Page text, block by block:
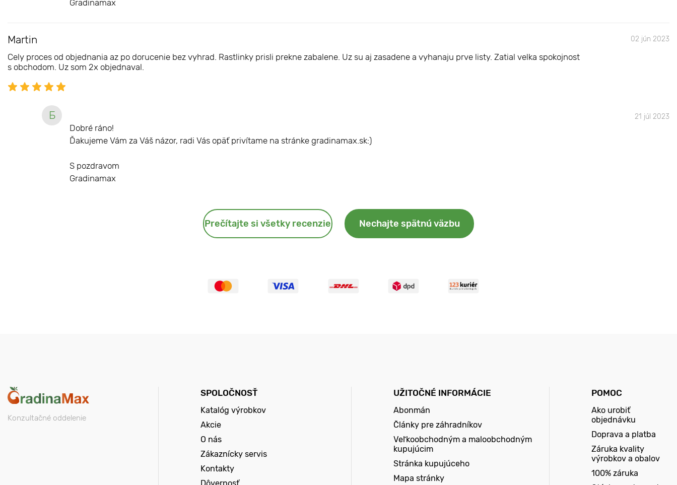
Gradinamax
Martin 02 jún 2023
Cely proces od objednania az po dorucenie bez vyhrad. Rastlinky prisli prekne zabalene. Uz su aj zasadene a vyhanaju prve listy. Zatial velka spokojnost
s obchodom. Uz som 2x objednaval.
Б 21 júl 2023
Dobré ráno!
Ďakujeme Vám za Váš názor, radi Vás opäť privítame na stránke gradinamax.sk:)
S pozdravom
Gradinamax
Prečítajte si všetky recenzie Nechajte spätnú väzbu
Konzultačné oddelenie
SPOLOČNOSŤ
Katalóg výrobkov
Akcie
O nás
Zákaznícky servis
Kontakty
UŽITOČNÉ INFORMÁCIE
Abonmán
Články pre záhradníkov
Veľkoobchodným a maloobchodným
kupujúcim
Stránka kupujúceho
Mapa stránky
POMOC
Ako urobiť
objednávku
Doprava a platba
Záruka kvality
výrobkov a obalov
100% záruka